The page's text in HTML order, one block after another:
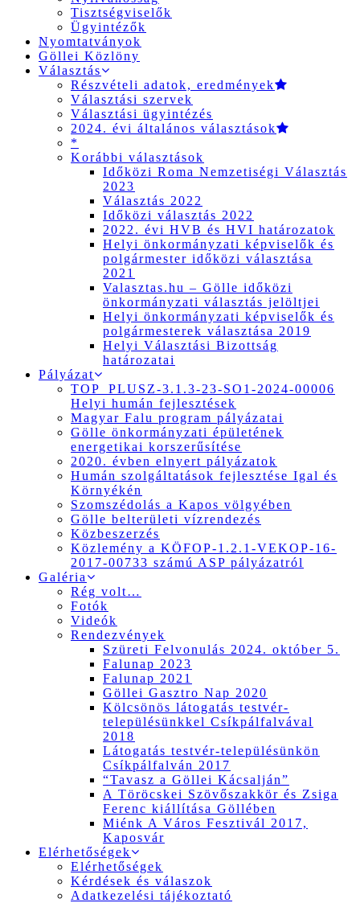
Tisztségviselők
Ügyintézők
Nyomtatványok
Göllei Közlöny
Választás
Részvételi adatok, eredmények
Választási szervek
Választási ügyintézés
2024. évi általános választások
*
Korábbi választások
Időközi Roma Nemzetiségi Választás
2023
Választás 2022
Időközi választás 2022
2022. évi HVB és HVI határozatok
Helyi önkormányzati képviselők és
polgármester időközi választása
2021
Valasztas.hu – Gölle időközi
önkormányzati választás jelöltjei
Helyi önkormányzati képviselők és
polgármesterek választása 2019
Helyi Választási Bizottság
határozatai
Pályázat
TOP_PLUSZ-3.1.3-23-SO1-2024-00006
Helyi humán fejlesztések
Magyar Falu program pályázatai
Gölle önkormányzati épületének
energetikai korszerűsítése
2020. évben elnyert pályázatok
Humán szolgáltatások fejlesztése Igal és
Környékén
Szomszédolás a Kapos völgyében
Gölle belterületi vízrendezés
Közbeszerzés
Közlemény a KÖFOP-1.2.1-VEKOP-16-
2017-00733 számú ASP pályázatról
Galéria
Rég volt…
Fotók
Videók
Rendezvények
Szüreti Felvonulás 2024. október 5.
Falunap 2023
Falunap 2021
Göllei Gasztro Nap 2020
Kölcsönös látogatás testvér-
településünkkel Csíkpálfalvával
2018
Látogatás testvér-településünkön
Csíkpálfalván 2017
“Tavasz a Göllei Kácsalján”
A Töröcskei Szövőszakkör és Zsiga
Ferenc kiállítása Göllében
Miénk A Város Fesztivál 2017,
Kaposvár
Elérhetőségek
Elérhetőségek
Kérdések és válaszok
Adatkezelési tájékoztató